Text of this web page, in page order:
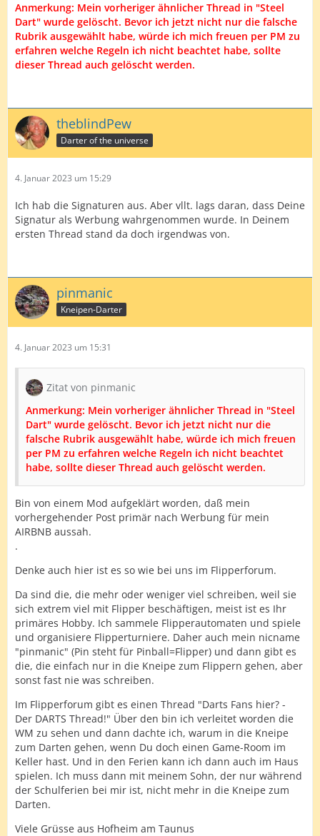
Anmerkung: Mein vorheriger ähnlicher Thread in "Steel
Dart" wurde gelöscht. Bevor ich jetzt nicht nur die falsche
Rubrik ausgewählt habe, würde ich mich freuen per PM zu
erfahren welche Regeln ich nicht beachtet habe, sollte
dieser Thread auch gelöscht werden.
theblindPew
Darter of the universe
4. Januar 2023 um 15:29
Ich hab die Signaturen aus. Aber vllt. lags daran, dass Deine
Signatur als Werbung wahrgenommen wurde. In Deinem
ersten Thread stand da doch irgendwas von.
pinmanic
Kneipen-Darter
4. Januar 2023 um 15:31
Zitat von pinmanic
Anmerkung: Mein vorheriger ähnlicher Thread in "Steel
Dart" wurde gelöscht. Bevor ich jetzt nicht nur die
falsche Rubrik ausgewählt habe, würde ich mich freuen
per PM zu erfahren welche Regeln ich nicht beachtet
habe, sollte dieser Thread auch gelöscht werden.
Bin von einem Mod aufgeklärt worden, daß mein
vorhergehender Post primär nach Werbung für mein
AIRBNB aussah.
.
Denke auch hier ist es so wie bei uns im Flipperforum.
Da sind die, die mehr oder weniger viel schreiben, weil sie
sich extrem viel mit Flipper beschäftigen, meist ist es Ihr
primäres Hobby. Ich sammele Flipperautomaten und spiele
und organisiere Flipperturniere. Daher auch mein nicname
"pinmanic" (Pin steht für Pinball=Flipper) und dann gibt es
die, die einfach nur in die Kneipe zum Flippern gehen, aber
sonst fast nie was schreiben.
Im Flipperforum gibt es einen Thread "Darts Fans hier? -
Der DARTS Thread!" Über den bin ich verleitet worden die
WM zu sehen und dann dachte ich, warum in die Kneipe
zum Darten gehen, wenn Du doch einen Game-Room im
Keller hast. Und in den Ferien kann ich dann auch im Haus
spielen. Ich muss dann mit meinem Sohn, der nur während
der Schulferien bei mir ist, nicht mehr in die Kneipe zum
Darten.
Viele Grüsse aus Hofheim am Taunus